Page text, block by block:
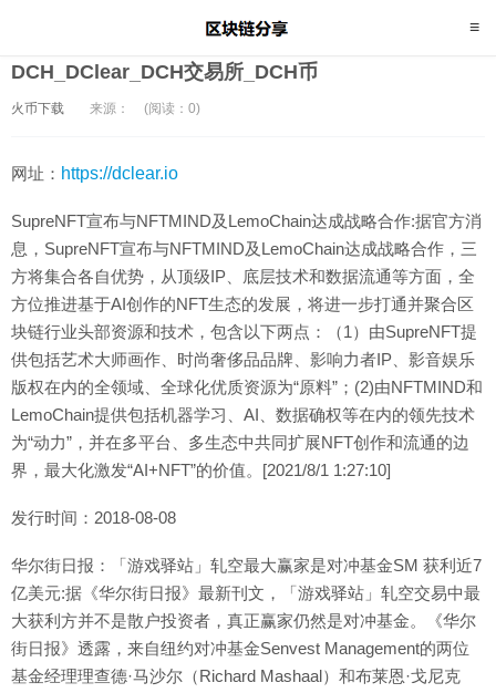
DCH_DClear_DCH交易所_DCH币
火币下载 来源： (阅读：0)
网址： https://dclear.io
SupreNFT宣布与NFTMIND及LemoChain达成战略合作:据官方消
息，SupreNFT宣布与NFTMIND及LemoChain达成战略合作，三
方将集合各自优势，从顶级IP、底层技术和数据流通等方面，全
方位推进基于AI创作的NFT生态的发展，将进一步打通并聚合区
块链行业头部资源和技术，包含以下两点：（1）由SupreNFT提
供包括艺术大师画作、时尚奢侈品品牌、影响力者IP、影音娱乐
版权在内的全领域、全球化优质资源为“原料”；(2)由NFTMIND和
LemoChain提供包括机器学习、AI、数据确权等在内的领先技术
为“动力”，并在多平台、多生态中共同扩展NFT创作和流通的边
界，最大化激发“AI+NFT”的价值。[2021/8/1 1:27:10]
发行时间：2018-08-08
华尔街日报：「游戏驿站」轧空最大赢家是对冲基金SM 获利近7
亿美元:据《华尔街日报》最新刊文，「游戏驿站」轧空交易中最
大获利方并不是散户投资者，真正赢家仍然是对冲基金。《华尔
街日报》透露，来自纽约对冲基金Senvest Management的两位
基金经理理查德·马沙尔（Richard Mashaal）和布莱恩·戈尼克